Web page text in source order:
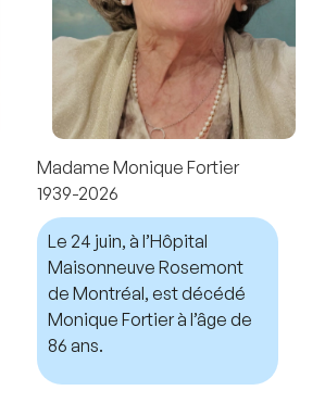
Madame Monique Fortier
1939-2026
Le 24 juin, à l’Hôpital
Maisonneuve Rosemont
de Montréal, est décédé
Monique Fortier à l’âge de
86 ans.